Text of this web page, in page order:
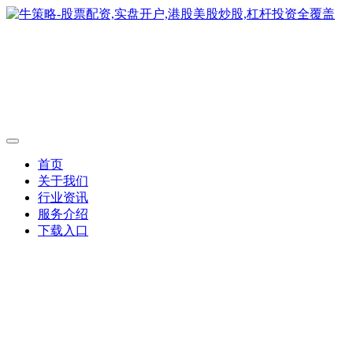
首页
关于我们
行业资讯
服务介绍
下载入口